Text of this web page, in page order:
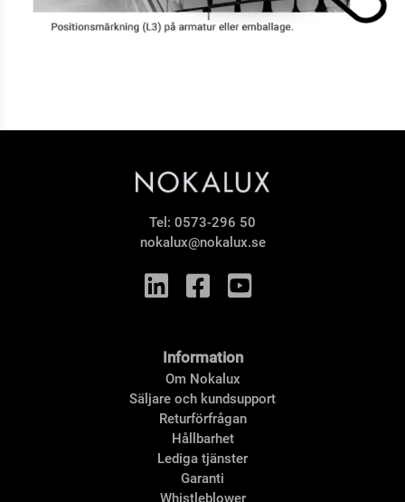
Tel: 0573-296 50
nokalux@nokalux.se
Information
Om Nokalux
Säljare och kundsupport
Returförfrågan
Hållbarhet
Lediga tjänster
Garanti
Whistleblower